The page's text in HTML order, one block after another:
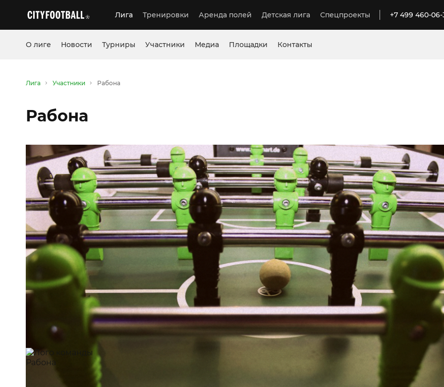
Лига Тренировки Аренда полей Детская лига Спецпроекты +7 499 460-06-
О лиге Новости Турниры Участники Медиа Площадки Контакты
Лига Участники Рабона
Рабона